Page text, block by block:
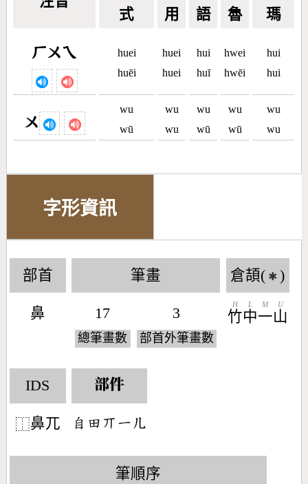
式 用 語 魯 瑪
ㄏㄨㄟ
huei
huēi
huei
huei
hui
huī
hwei
hwēi
hui
hui
ㄨ
wu
wū
wu
wu
wu
wū
wu
wū
wu
wu
字形資訊
部首
鼻
筆畫
17
總筆畫數
3
部首外筆畫數
倉頡( ✱ )
竹
H
中
L
一
M
山
U
IDS
⿰鼻兀
部件
󶆇󶄬󶁬󶀀󶀶
筆順序